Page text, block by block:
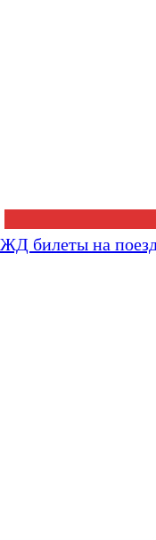
ЖД билеты на